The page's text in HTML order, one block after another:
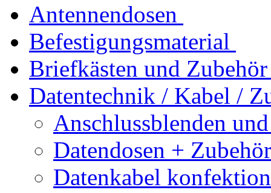
Antennendosen
Befestigungsmaterial
Briefkästen und Zubehör
Datentechnik / Kabel /
Anschlussblenden
Datendosen + Zubehör
Datenkabel